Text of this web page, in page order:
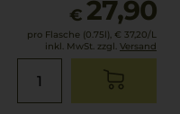
€ 27,90
pro Flasche (0.75l), € 37,20/L
inkl. MwSt. zzgl. Versand